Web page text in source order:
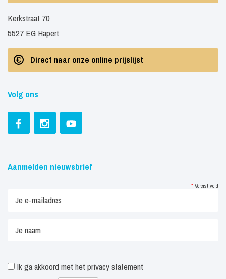
Kerkstraat 70
5527 EG Hapert
Direct naar onze online prijslijst
Volg ons
Aanmelden nieuwsbrief
* Vereist veld
Ik ga akkoord met het privacy statement